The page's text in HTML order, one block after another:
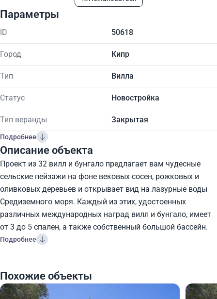
Параметры
ID 50618
Город Кипр
Тип Вилла
Статус Новостройка
Тип веранды Закрытая
Подробнее
Описание объекта
Проект из 32 вилл и бунгало предлагает вам чудесные
сельские пейзажи на фоне вековых сосен, рожковых и
оливковых деревьев и открывает вид на лазурные воды
Средиземного моря. Каждый из этих, удостоенных
различных международных наград вилл и бунгало, имеет
от 3 до 5 спален, а также собственный большой бассейн.
Подробнее
Похожие объекты